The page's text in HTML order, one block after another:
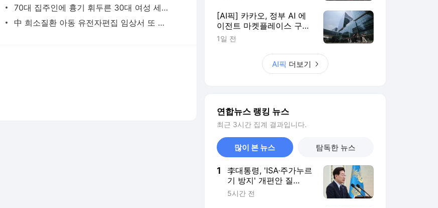
70대 집주인에 흉기 휘두른 30대 여성 세입자 체포 | 연합뉴스
中 희소질환 아동 유전자편집 임상서 또 숨져…안전성 논란 확산 | 연합뉴스
[AI픽] 카카오, 정부 AI 에
이전트 마켓플레이스 구축
한다
1일 전
AI픽 더보기
연합뉴스 랭킹 뉴스
최근 3시간 집계 결과입니다.
많이 본 뉴스 탐독한 뉴스
1
李대통령, 'ISA·주가누르
기 방지' 개편안 질
타…"전면 재검토"
5시간 전